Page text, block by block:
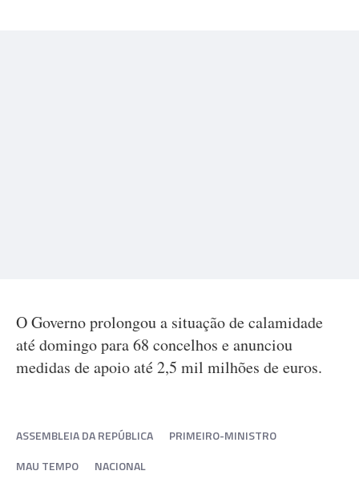
O Governo prolongou a situação de calamidade
até domingo para 68 concelhos e anunciou
medidas de apoio até 2,5 mil milhões de euros.
ASSEMBLEIA DA REPÚBLICA
PRIMEIRO-MINISTRO
MAU TEMPO
NACIONAL